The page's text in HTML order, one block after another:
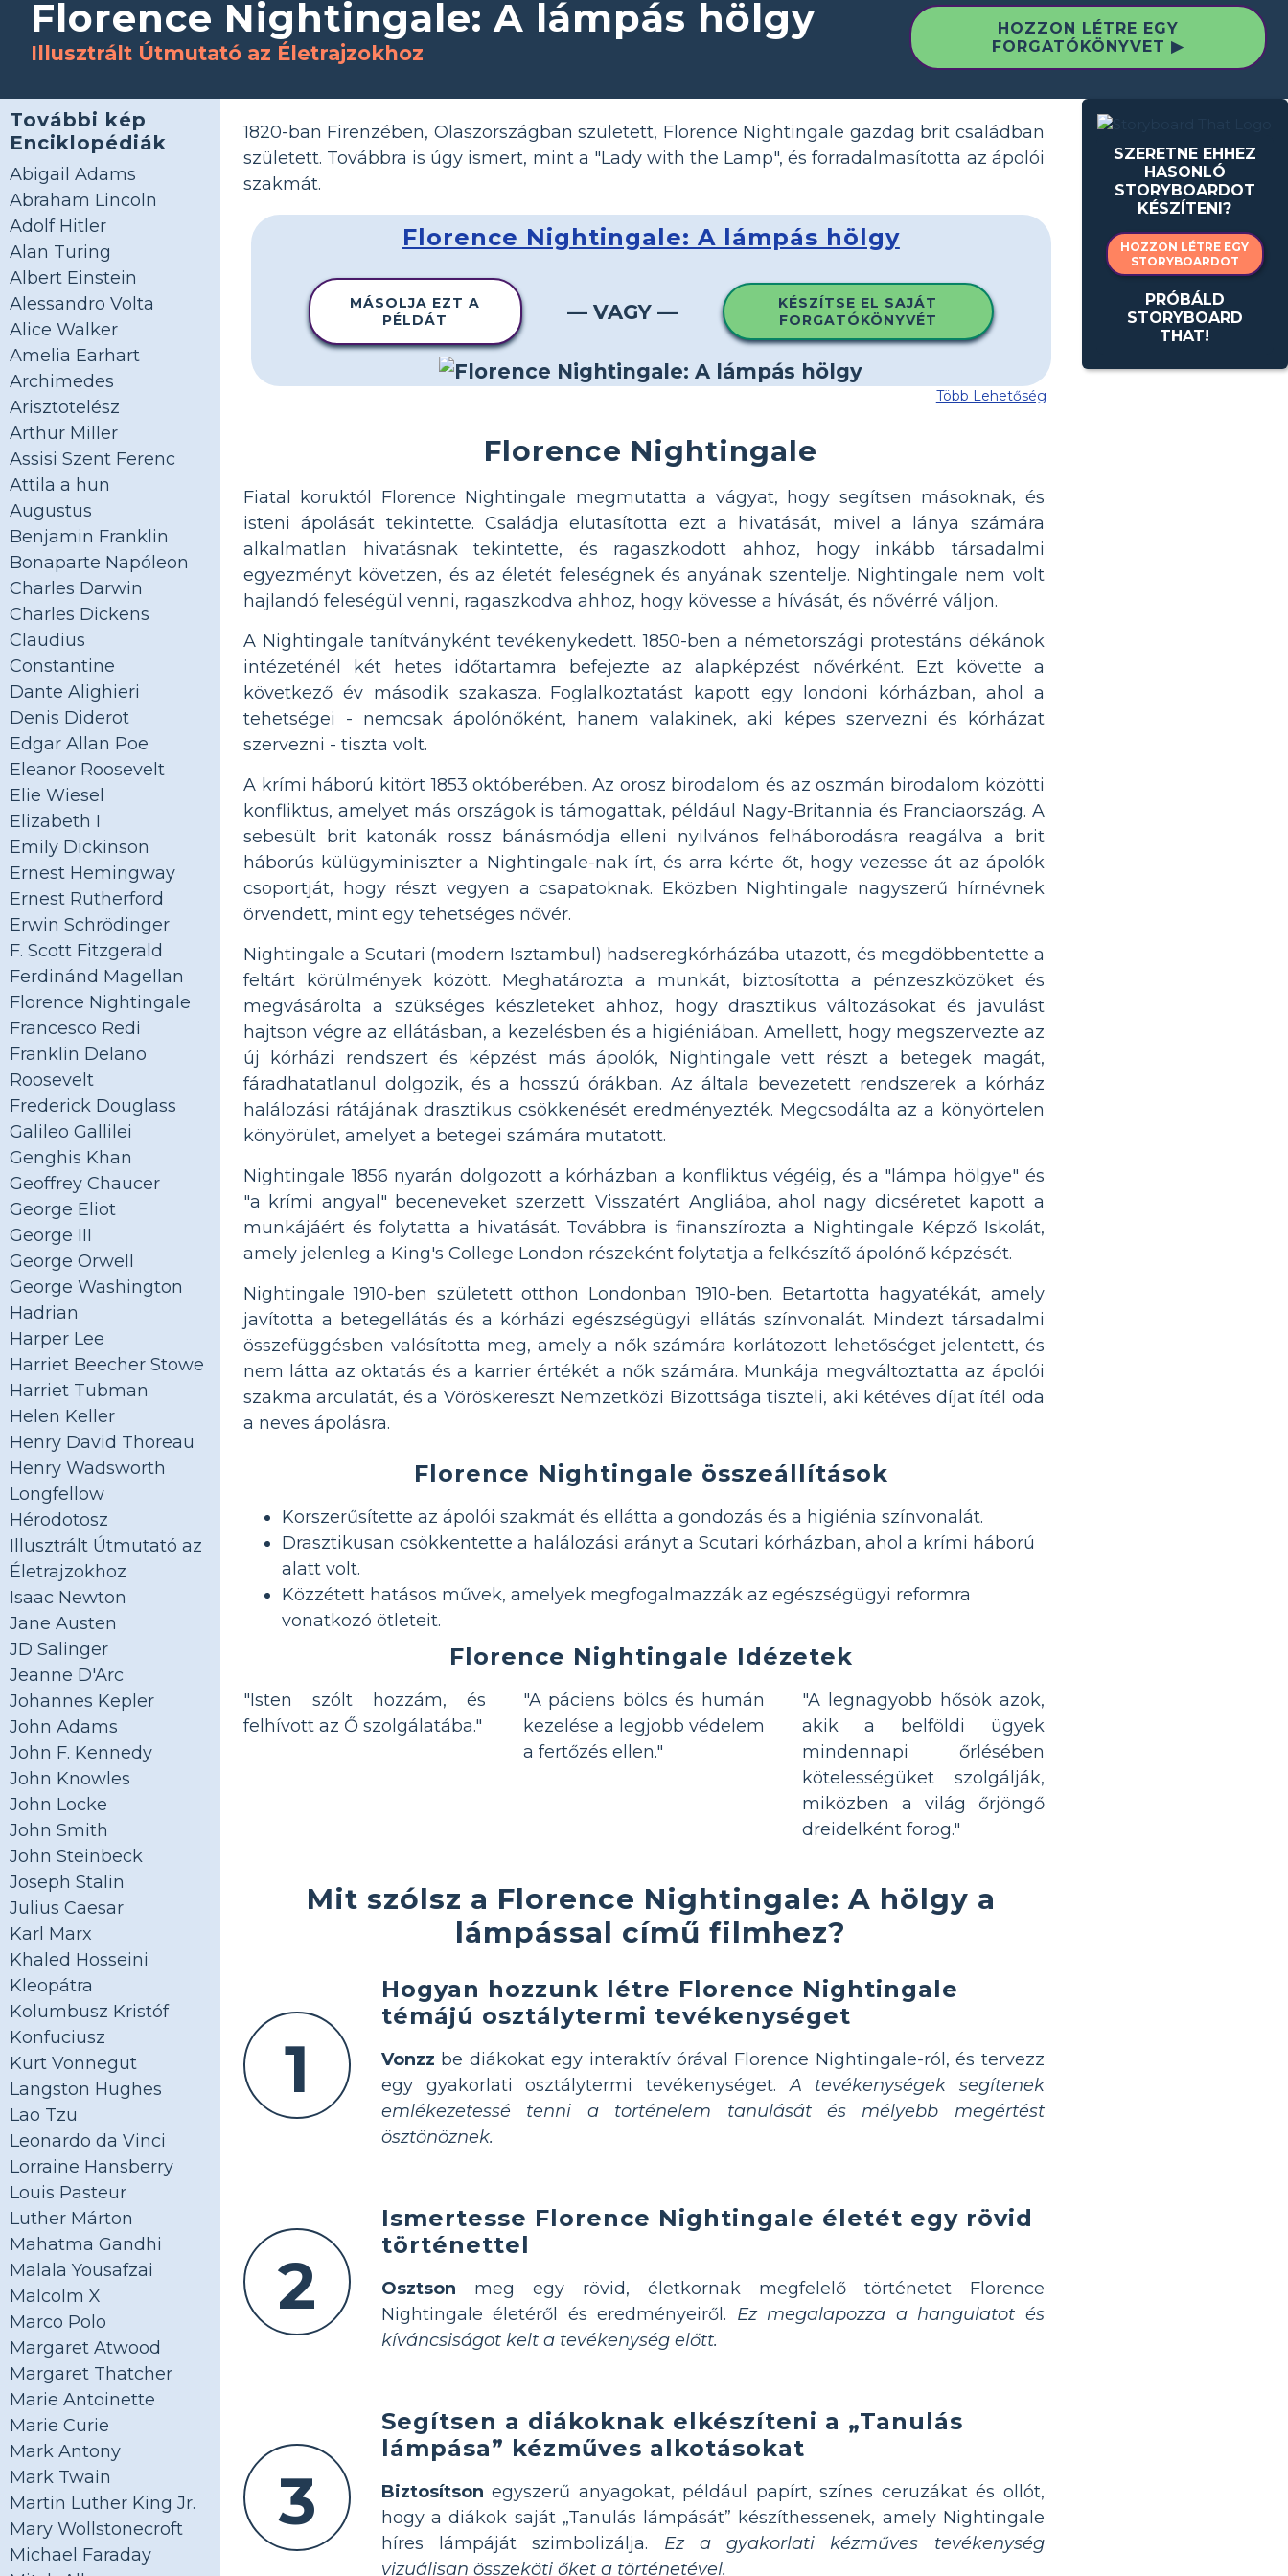
Florence Nightingale: A lámpás hölgy
Illusztrált Útmutató az Életrajzokhoz
HOZZON LÉTRE EGY
FORGATÓKÖNYVET ▶
További kép
Enciklopédiák
Abigail Adams
Abraham Lincoln
Adolf Hitler
Alan Turing
Albert Einstein
Alessandro Volta
Alice Walker
Amelia Earhart
Archimedes
Arisztotelész
Arthur Miller
Assisi Szent Ferenc
Attila a hun
Augustus
Benjamin Franklin
Bonaparte Napóleon
Charles Darwin
Charles Dickens
Claudius
Constantine
Dante Alighieri
Denis Diderot
Edgar Allan Poe
Eleanor Roosevelt
Elie Wiesel
Elizabeth I
Emily Dickinson
Ernest Hemingway
Ernest Rutherford
Erwin Schrödinger
F. Scott Fitzgerald
Ferdinánd Magellan
Florence Nightingale
Francesco Redi
Franklin Delano
Roosevelt
Frederick Douglass
Galileo Gallilei
Genghis Khan
Geoffrey Chaucer
George Eliot
George III
George Orwell
George Washington
Hadrian
Harper Lee
Harriet Beecher Stowe
Harriet Tubman
Helen Keller
Henry David Thoreau
Henry Wadsworth
Longfellow
Hérodotosz
Illusztrált Útmutató az
Életrajzokhoz
Isaac Newton
Jane Austen
JD Salinger
Jeanne D'Arc
Johannes Kepler
John Adams
John F. Kennedy
John Knowles
John Locke
John Smith
John Steinbeck
Joseph Stalin
Julius Caesar
Karl Marx
Khaled Hosseini
Kleopátra
Kolumbusz Kristóf
Konfuciusz
Kurt Vonnegut
Langston Hughes
Lao Tzu
Leonardo da Vinci
Lorraine Hansberry
Louis Pasteur
Luther Márton
Mahatma Gandhi
Malala Yousafzai
Malcolm X
Marco Polo
Margaret Atwood
Margaret Thatcher
Marie Antoinette
Marie Curie
Mark Antony
Mark Twain
Martin Luther King Jr.
Mary Wollstonecroft
Michael Faraday
SZERETNE EHHEZ
HASONLÓ
STORYBOARDOT
KÉSZÍTENI?
HOZZON LÉTRE EGY
STORYBOARDOT
PRÓBÁLD
STORYBOARD
THAT!
1820-ban Firenzében, Olaszországban született, Florence Nightingale gazdag brit családban
született. Továbbra is úgy ismert, mint a "Lady with the Lamp", és forradalmasította az ápolói
szakmát.
Florence Nightingale: A lámpás hölgy
MÁSOLJA EZT A
PÉLDÁT
— VAGY —
KÉSZÍTSE EL SAJÁT
FORGATÓKÖNYVÉT
Több Lehetőség
Florence Nightingale
Fiatal koruktól Florence Nightingale megmutatta a vágyat, hogy segítsen másoknak, és
isteni ápolását tekintette. Családja elutasította ezt a hivatását, mivel a lánya számára
alkalmatlan hivatásnak tekintette, és ragaszkodott ahhoz, hogy inkább társadalmi
egyezményt követzen, és az életét feleségnek és anyának szentelje. Nightingale nem volt
hajlandó feleségül venni, ragaszkodva ahhoz, hogy kövesse a hívását, és nővérré váljon.
A Nightingale tanítványként tevékenykedett. 1850-ben a németországi protestáns dékánok
intézeténél két hetes időtartamra befejezte az alapképzést nővérként. Ezt követte a
következő év második szakasza. Foglalkoztatást kapott egy londoni kórházban, ahol a
tehetségei - nemcsak ápolónőként, hanem valakinek, aki képes szervezni és kórházat
szervezni - tiszta volt.
A krími háború kitört 1853 októberében. Az orosz birodalom és az oszmán birodalom közötti
konfliktus, amelyet más országok is támogattak, például Nagy-Britannia és Franciaország. A
sebesült brit katonák rossz bánásmódja elleni nyilvános felháborodásra reagálva a brit
háborús külügyminiszter a Nightingale-nak írt, és arra kérte őt, hogy vezesse át az ápolók
csoportját, hogy részt vegyen a csapatoknak. Eközben Nightingale nagyszerű hírnévnek
örvendett, mint egy tehetséges nővér.
Nightingale a Scutari (modern Isztambul) hadseregkórházába utazott, és megdöbbentette a
feltárt körülmények között. Meghatározta a munkát, biztosította a pénzeszközöket és
megvásárolta a szükséges készleteket ahhoz, hogy drasztikus változásokat és javulást
hajtson végre az ellátásban, a kezelésben és a higiéniában. Amellett, hogy megszervezte az
új kórházi rendszert és képzést más ápolók, Nightingale vett részt a betegek magát,
fáradhatatlanul dolgozik, és a hosszú órákban. Az általa bevezetett rendszerek a kórház
halálozási rátájának drasztikus csökkenését eredményezték. Megcsodálta az a könyörtelen
könyörület, amelyet a betegei számára mutatott.
Nightingale 1856 nyarán dolgozott a kórházban a konfliktus végéig, és a "lámpa hölgye" és
"a krími angyal" beceneveket szerzett. Visszatért Angliába, ahol nagy dicséretet kapott a
munkájáért és folytatta a hivatását. Továbbra is finanszírozta a Nightingale Képző Iskolát,
amely jelenleg a King's College London részeként folytatja a felkészítő ápolónő képzését.
Nightingale 1910-ben született otthon Londonban 1910-ben. Betartotta hagyatékát, amely
javította a betegellátás és a kórházi egészségügyi ellátás színvonalát. Mindezt társadalmi
összefüggésben valósította meg, amely a nők számára korlátozott lehetőséget jelentett, és
nem látta az oktatás és a karrier értékét a nők számára. Munkája megváltoztatta az ápolói
szakma arculatát, és a Vöröskereszt Nemzetközi Bizottsága tiszteli, aki kétéves díjat ítél oda
a neves ápolásra.
Florence Nightingale összeállítások
Korszerűsítette az ápolói szakmát és ellátta a gondozás és a higiénia színvonalát.
Drasztikusan csökkentette a halálozási arányt a Scutari kórházban, ahol a krími háború
alatt volt.
Közzétett hatásos művek, amelyek megfogalmazzák az egészségügyi reformra
vonatkozó ötleteit.
Florence Nightingale Idézetek
"Isten szólt hozzám, és
felhívott az Ő szolgálatába."
"A páciens bölcs és humán
kezelése a legjobb védelem
a fertőzés ellen."
"A legnagyobb hősök azok,
akik a belföldi ügyek
mindennapi őrlésében
kötelességüket szolgálják,
miközben a világ őrjöngő
dreidelként forog."
Mit szólsz a Florence Nightingale: A hölgy a
lámpással című filmhez?
1
Hogyan hozzunk létre Florence Nightingale
témájú osztálytermi tevékenységet
Vonzz be diákokat egy interaktív órával Florence Nightingale-ról, és tervezz
egy gyakorlati osztálytermi tevékenységet.A tevékenységek segítenek
emlékezetessé tenni a történelem tanulását és mélyebb megértést
ösztönöznek.
2
Ismertesse Florence Nightingale életét egy rövid
történettel
Osztson meg egy rövid, életkornak megfelelő történetet Florence
Nightingale életéről és eredményeiről. Ez megalapozza a hangulatot és
kíváncsiságot kelt a tevékenység előtt.
3
Segítsen a diákoknak elkészíteni a „Tanulás
lámpása” kézműves alkotásokat
Biztosítson egyszerű anyagokat, például papírt, színes ceruzákat és ollót,
hogy a diákok saját „Tanulás lámpását” készíthessenek, amely Nightingale
híres lámpáját szimbolizálja. Ez a gyakorlati kézműves tevékenység
vizuálisan összeköti őket a történetével.